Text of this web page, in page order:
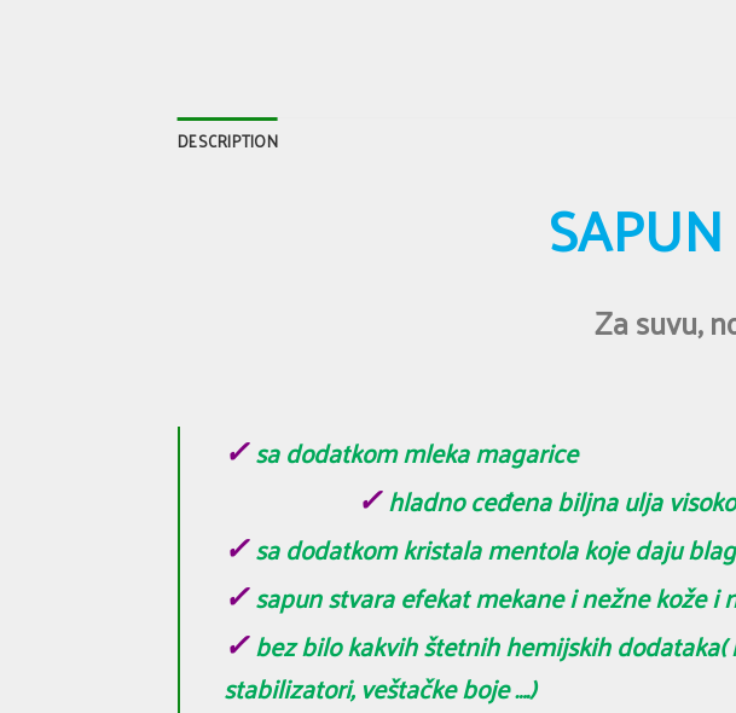
DESCRIPTION
Za suvu,
✓sa
✓hladno ceđena biljna ulja
✓sa dodatkom kristala mentola koje daju
✓sapun stvara efekat mekane i nežne kože i
✓bez bilo kakvih štetnih hemijskih dodataka(
stabilizatori, veštačke boje ….)